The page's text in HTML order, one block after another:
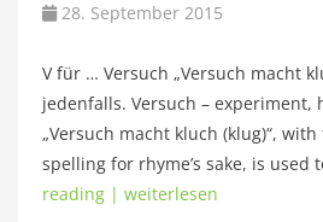
28. September 2015
V für … Versuch „Versuch macht
jedenfalls. Versuch – experiment,
„Versuch macht kluch (klug)“,
spelling for rhyme’s sake, is used
reading | weiterlesen